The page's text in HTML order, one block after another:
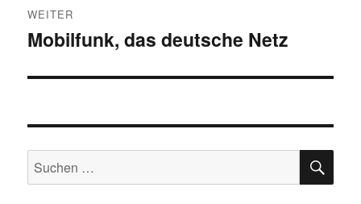
WEITER
Nächster
Mobilfunk, das deutsche Netz
Suchen
nach: